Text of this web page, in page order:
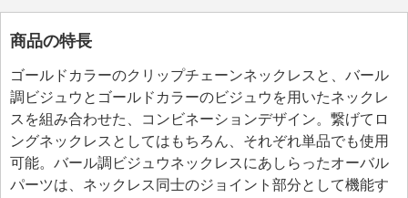
商品の特長
ゴールドカラーのクリップチェーンネックレスと、バール
調ビジュウとゴールドカラーのビジュウを用いたネックレ
スを組み合わせた、コンビネーションデザイン。繋げてロ
ングネックレスとしてはもちろん、それぞれ単品でも使用
可能。バール調ビジュウネックレスにあしらったオーバル
パーツは、ネックレス同士のジョイント部分として機能す